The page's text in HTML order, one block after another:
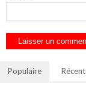
Populaire Récent